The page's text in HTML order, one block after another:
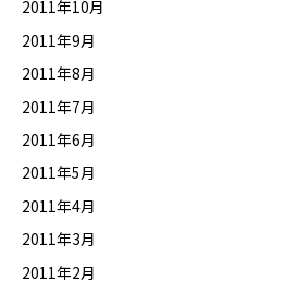
2011年10月
2011年9月
2011年8月
2011年7月
2011年6月
2011年5月
2011年4月
2011年3月
2011年2月